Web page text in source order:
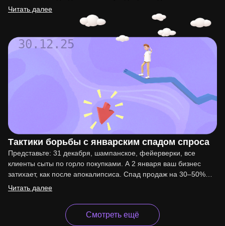
мотивации сотрудников. Организация такого праздника…
Читать далее
30.12.25
Тактики борьбы с январским спадом спроса
Представьте: 31 декабря, шампанское, фейерверки, все
клиенты сыты по горло покупками. А 2 января ваш бизнес
затихает, как после апокалипсиса. Спад продаж на 30–50%…
Читать далее
Смотреть ещё